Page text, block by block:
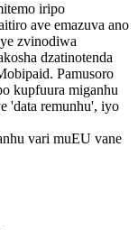
iripo
ave emazuva ano
zvinodiwa
dzatinotenda
Pamusoro
kupfuura miganhu
'data remunhu', iyo
vari muEU vane